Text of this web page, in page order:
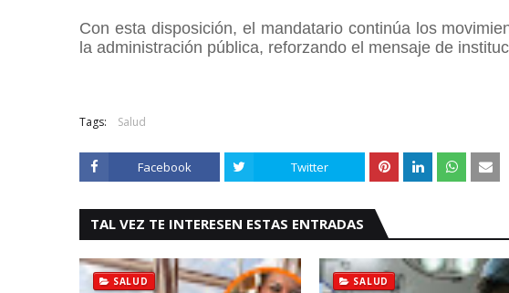
Con esta disposición, el mandatario continúa los
la administración pública, reforzando el mensaje de
Tags: Salud
Facebook Twitter
TAL VEZ TE INTERESEN ESTAS ENTRADAS
SALUD SALUD